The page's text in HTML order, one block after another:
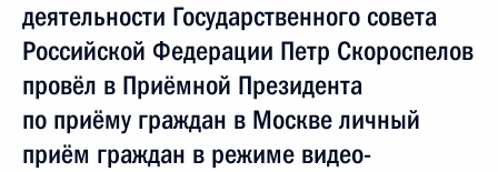
деятельности Государственного совета
Российской Федерации Петр Скороспелов
провёл в Приёмной Президента
по приёму граждан в Москве личный
приём граждан в режиме видео-